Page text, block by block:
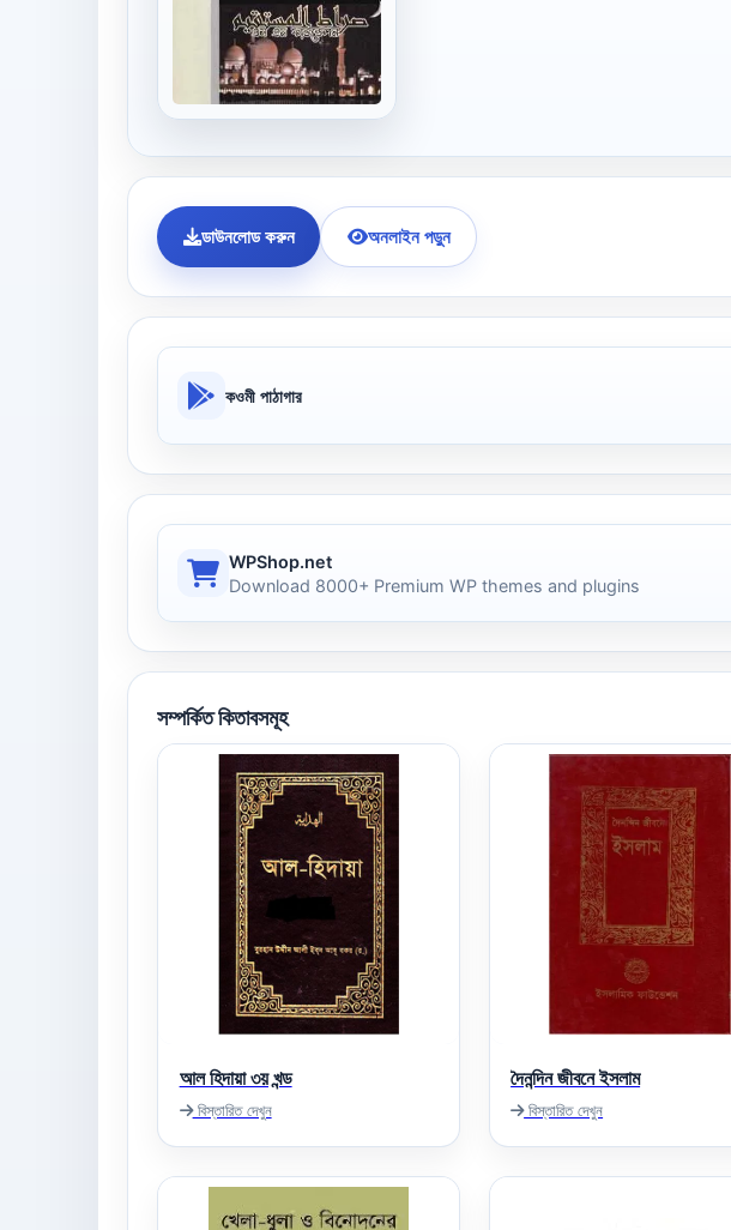
ডাউনলোড করুন অনলাইন পড়ুন
কওমী পাঠাগার
WPShop.net
Download 8000+ Premium WP themes and plugins
সম্পর্কিত কিতাবসমূহ
আল হিদায়া ৩য় খন্ড
বিস্তারিত দেখুন
দৈনন্দিন জীবনে ইসলাম
বিস্তারিত দেখুন